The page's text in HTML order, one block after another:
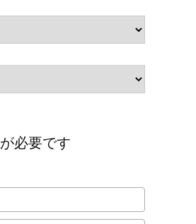
が必要です